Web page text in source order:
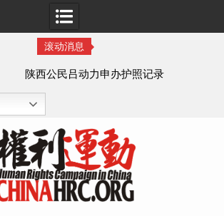
滚动消息
陕西公民吕动力申办护照记录